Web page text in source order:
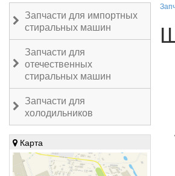
Запчасти для импортных
стиральных машин
Запчасти для
отечественных
стиральных машин
Запчасти для
холодильников
Карта